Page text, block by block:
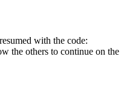
with the code:
the others to continue on the